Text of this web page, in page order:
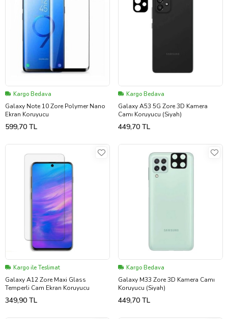
Kargo Bedava
Galaxy Note 10 Zore Polymer Nano
Ekran Koruyucu
599,70 TL
Kargo Bedava
Galaxy A53 5G Zore 3D Kamera
Camı Koruyucu (Siyah)
449,70 TL
Kargo ile Teslimat
Galaxy A12 Zore Maxi Glass
Temperli Cam Ekran Koruyucu
349,90 TL
Kargo Bedava
Galaxy M33 Zore 3D Kamera Camı
Koruyucu (Siyah)
449,70 TL